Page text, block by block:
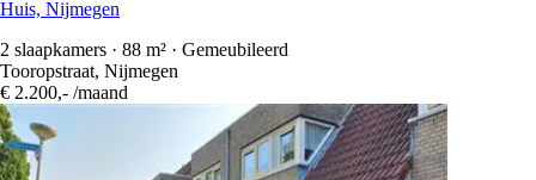
Huis, Nijmegen
2 slaapkamers · 88 m² · Gemeubileerd
Tooropstraat, Nijmegen
€ 2.200,- /maand